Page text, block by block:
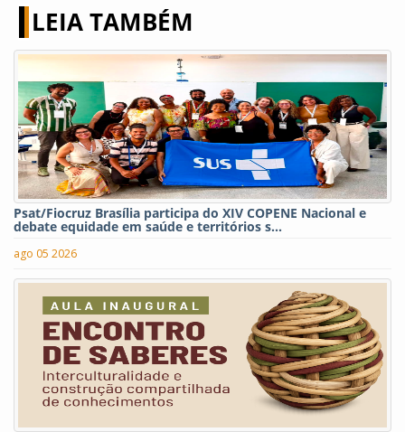
LEIA TAMBÉM
Psat/Fiocruz Brasília participa do XIV COPENE Nacional e
debate equidade em saúde e territórios s...
ago 05 2026